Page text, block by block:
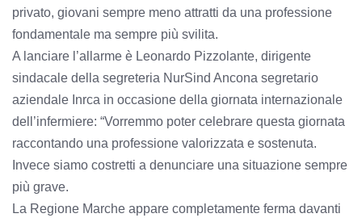
privato, giovani sempre meno attratti da una professione
fondamentale ma sempre più svilita.
A lanciare l’allarme è Leonardo Pizzolante, dirigente
sindacale della segreteria NurSind Ancona segretario
aziendale Inrca in occasione della giornata internazionale
dell’infermiere: “Vorremmo poter celebrare questa giornata
raccontando una professione valorizzata e sostenuta.
Invece siamo costretti a denunciare una situazione sempre
più grave.
La Regione Marche appare completamente ferma davanti